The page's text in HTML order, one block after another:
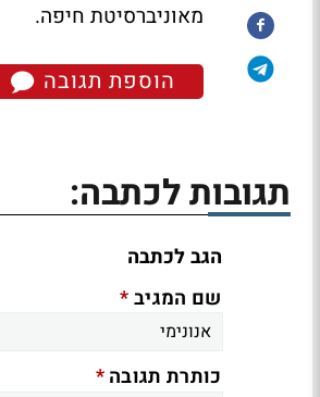
מאוניברסיטת חיפה.
הוספת תגובה
תגובות לכתבה:
הגב לכתבה
שם המגיב*
כותרת תגובה*